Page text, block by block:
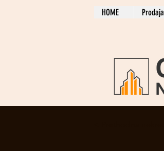
HOME Prodaja